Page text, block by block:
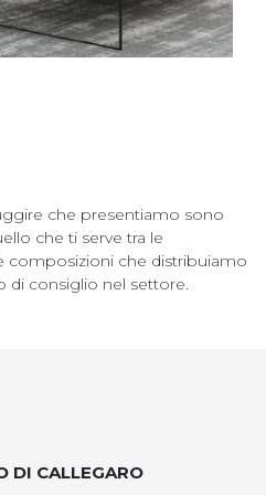
che presentiamo sono
che ti serve tra le
composizioni che distribuiamo
di consiglio nel settore.
DI CALLEGARO